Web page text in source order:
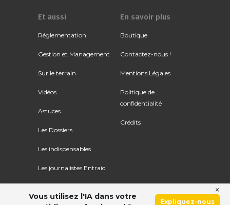
Et aussi
Réglementation
Gestion et Management
Sur le terrain
Vidéos
Astuces
Les Dossiers
Les indispensables
Les journalistes Entraid
En savoir plus
Boutique
Contactez-nous !
Mentions Légales
Politique de
confidentialité
Crédits
Vous utilisez l'IA dans votre
Expliquez-nous
×